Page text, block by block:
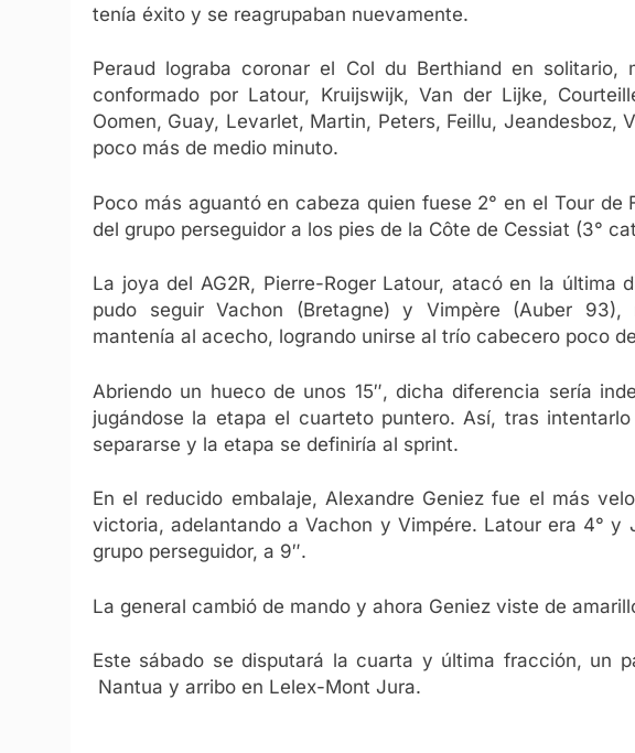
tenía éxito y se reagrupaban nuevamente.
Peraud lograba coronar el Col du Berthiand en solitario,
conformado por Latour, Kruijswijk, Van der Lijke,
Oomen, Guay, Levarlet, Martin, Peters, Feillu, Jeandesboz,
poco más de medio minuto.
Poco más aguantó en cabeza quien fuese 2° en el Tour de
del grupo perseguidor a los pies de la Côte de Cessiat (3°
La joya del AG2R, Pierre-Roger Latour, atacó en la última
pudo seguir Vachon (Bretagne) y Vimpère (Auber 93),
mantenía al acecho, logrando unirse al trío cabecero poco
Abriendo un hueco de unos 15″, dicha diferencia sería
jugándose la etapa el cuarteto puntero. Así, tras
separarse y la etapa se definiría al sprint.
En el reducido embalaje, Alexandre Geniez fue el más
victoria, adelantando a Vachon y Vimpére. Latour era 4° y
grupo perseguidor, a 9″.
La general cambió de mando y ahora Geniez viste de
Este sábado se disputará la cuarta y última fracción, un
Nantua y arribo en Lelex-Mont Jura.